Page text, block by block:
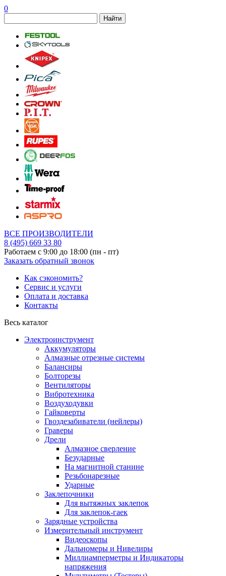
0
Найти
ВСЕ ПРОИЗВОДИТЕЛИ
8 (495) 669 33 80
Работаем с 9:00 до 18:00 (пн - пт)
Заказать обратный звонок
Как сэкономить?
Сервис и услуги
Оплата и доставка
Контакты
Весь каталог
Электроинструмент
Аккумуляторы
Алмазные отрезные системы
Балансиры
Болторезы
Вентиляторы
Вибротехника
Воздуходувки
Гайковерты
Гвоздезабиватели (нейлеры)
Граверы
Дрели
Алмазное сверление
Безударные
На магнитной станине
Резьбонарезные
Ударные
Заклепочники
Для вытяжных заклепок
Для заклепок-гаек
Зарядные устройства
Измерительный инструмент
Видеоскопы
Дальномеры и Нивелиры
Миллиамперметры и Индикаторы
напряжения